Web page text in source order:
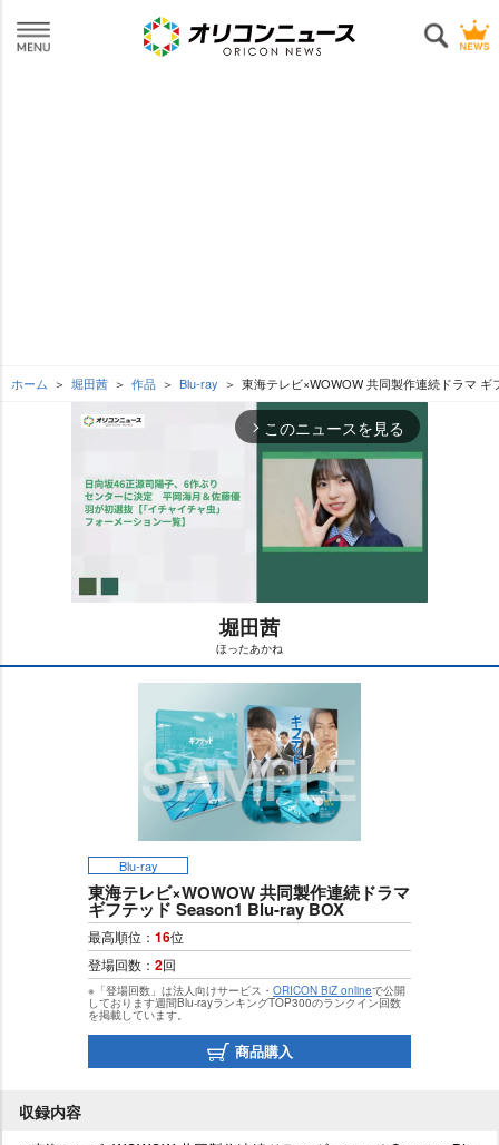
ホーム 堀田茜 作品 Blu-ray 東海テレビ×WOWOW 共同製作連続ドラマ ギ
arrow_forward_ios このニュースを見る
M
u
堀田茜
ほったあかね
Blu-ray
東海テレビ×WOWOW 共同製作連続ドラマ
ギフテッド Season1 Blu-ray BOX
最高順位： 16位
登場回数： 2回
※「登場回数」は法人向けサービス・ ORICON BiZ onlineで公開
しております週間Blu-rayランキングTOP300のランクイン回数
を掲載しています。
商品購入
収録内容